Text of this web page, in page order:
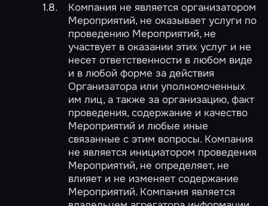
Компания не является организатором
Мероприятий, не оказывает услуги по
проведению Мероприятий, не
участвует в оказании этих услуг и не
несет ответственности в любом виде
и в любой форме за действия
Организатора или уполномоченных
им лиц, а также за организацию, факт
проведения, содержание и качество
Мероприятий и любые иные
связанные с этим вопросы. Компания
не является инициатором проведения
Мероприятий, не определяет, не
влияет и не изменяет содержание
Мероприятий. Компания является